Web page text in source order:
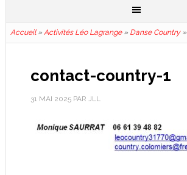
Accueil» Activités Léo Lagrange» Danse Country»
contact-country-1
31 MAI 2025PAR JLL